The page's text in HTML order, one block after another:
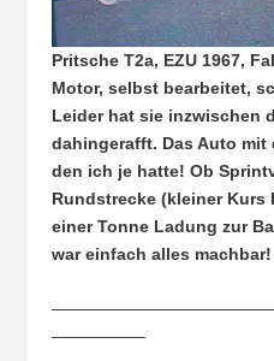
Pritsche T2a, EZU 1967,
Motor, selbst bearbeitet,
Leider hat sie inzwischen
dahingerafft. Das Auto
den ich je hatte! Ob
Rundstrecke (kleiner Kurs
einer Tonne Ladung zur
war einfach alles machbar!
—————–